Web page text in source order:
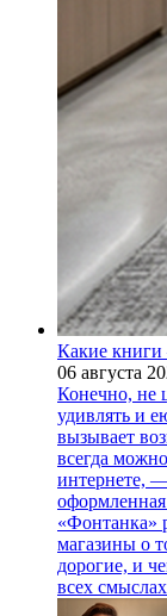
Какие книги
06 августа
Конечно, не
удивлять и
вызывает
всегда
интернете,
«Фонтанка»
магазины о
дорогие, и
всех